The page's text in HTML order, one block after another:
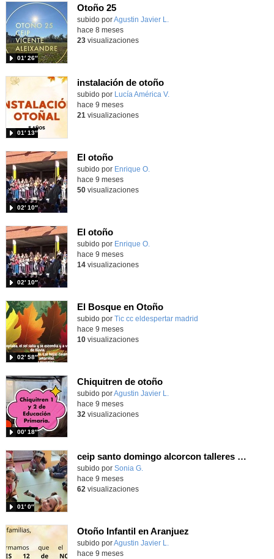
Otoño 25
Contenido educativo.
subido porAgustin Javier L.
01′ 26″
hace 8 meses
23visualizaciones
instalación de otoño
Contenido educativo.
subido por Lucía América V.
01′ 13″
hace 9 meses
21 visualizaciones
El otoño
Contenido educativo.
subido por Enrique O.
02′ 10″
hace 9 meses
50visualizaciones
El otoño
Contenido educativo.
subido por Enrique O.
02′ 10″
hace 9 meses
14visualizaciones
El Bosque en Otoño
Contenido educativo.
subido por Tic cc eldespertar madrid
02′ 58″
hace 9 meses
10visualizaciones
Chiquitren de otoño
Contenido educativo.
subido porAgustin Javier L.
00′ 18″
hace 9 meses
32 visualizaciones
ceip santo domingo alcorcon talleres otoño 2025
Contenido educativo.
subido por Sonia G.
01′ 0″
hace 9 meses
62 visualizaciones
Otoño Infantil en Aranjuez
Contenido educativo.
subido porAgustin Javier L.
hace 9 meses